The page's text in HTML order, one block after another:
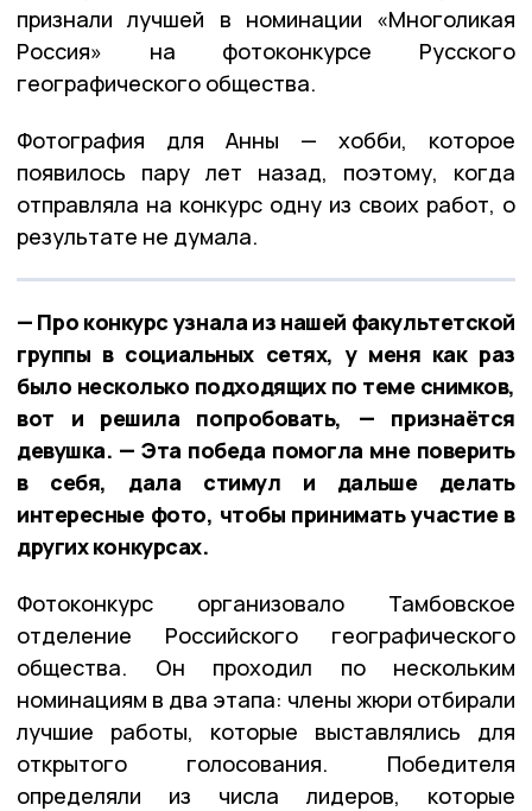
признали лучшей в номинации «Многоликая
Россия» на фотоконкурсе Русского
географического общества.
Фотография для Анны — хобби, которое
появилось пару лет назад, поэтому, когда
отправляла на конкурс одну из своих работ, о
результате не думала.
— Про конкурс узнала из нашей факультетской
группы в социальных сетях, у меня как раз
было несколько подходящих по теме снимков,
вот и решила попробовать, — признаётся
девушка. — Эта победа помогла мне поверить
в себя, дала стимул и дальше делать
интересные фото, чтобы принимать участие в
других конкурсах.
Фотоконкурс организовало Тамбовское
отделение Российского географического
общества. Он проходил по нескольким
номинациям в два этапа: члены жюри отбирали
лучшие работы, которые выставлялись для
открытого голосования. Победителя
определяли из числа лидеров, которые